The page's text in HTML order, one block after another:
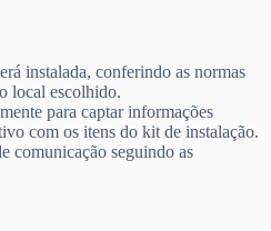
instalada, conferindo as normas
local escolhido.
para captar informações
com os itens do kit de instalação.
comunicação seguindo as